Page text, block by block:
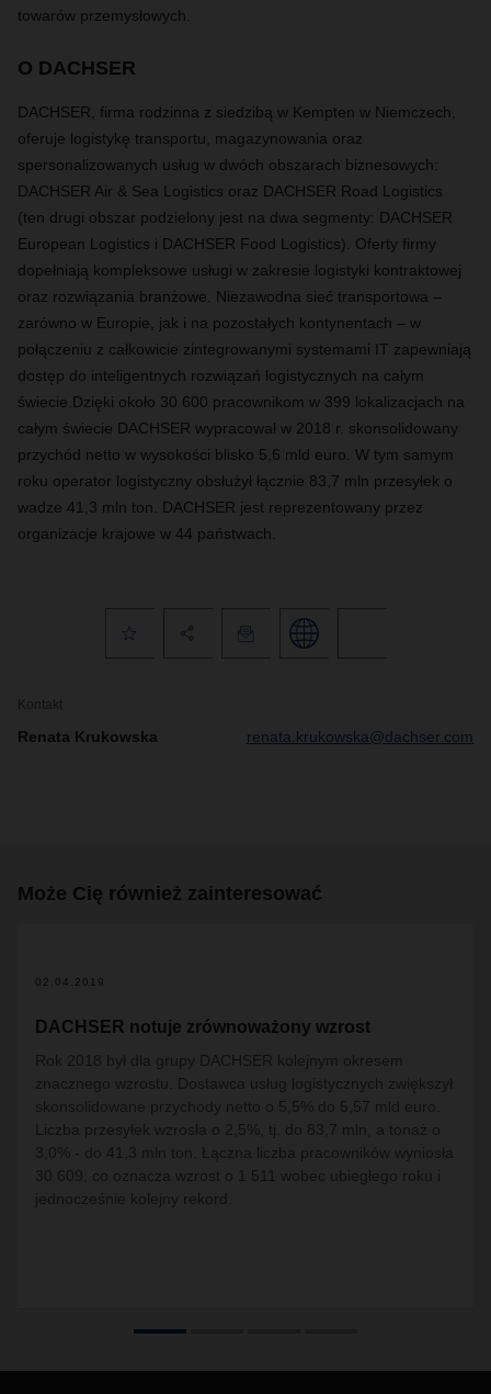
towarów przemysłowych.
O DACHSER
DACHSER, firma rodzinna z siedzibą w Kempten w Niemczech,
oferuje logistykę transportu, magazynowania oraz
spersonalizowanych usług w dwóch obszarach biznesowych:
DACHSER Air & Sea Logistics oraz DACHSER Road Logistics
(ten drugi obszar podzielony jest na dwa segmenty: DACHSER
European Logistics i DACHSER Food Logistics). Oferty firmy
dopełniają kompleksowe usługi w zakresie logistyki kontraktowej
oraz rozwiązania branżowe. Niezawodna sieć transportowa –
zarówno w Europie, jak i na pozostałych kontynentach – w
połączeniu z całkowicie zintegrowanymi systemami IT zapewniają
dostęp do inteligentnych rozwiązań logistycznych na całym
świecie. Dzięki około 30 600 pracownikom w 399 lokalizacjach na
całym świecie DACHSER wypracował w 2018 r. skonsolidowany
przychód netto w wysokości blisko 5,6 mld euro. W tym samym
roku operator logistyczny obsłużył łącznie 83,7 mln przesyłek o
wadze 41,3 mln ton. DACHSER jest reprezentowany przez
organizacje krajowe w 44 państwach.
Kontakt
Renata Krukowska renata.krukowska@dachser.com
Może Cię również zainteresować
02.04.2019
DACHSER notuje zrównoważony wzrost
Rok 2018 był dla grupy DACHSER kolejnym okresem
znacznego wzrostu. Dostawca usług logistycznych zwiększył
skonsolidowane przychody netto o 5,5% do 5,57 mld euro.
Liczba przesyłek wzrosła o 2,5%, tj. do 83,7 mln, a tonaż o
3,0% - do 41,3 mln ton. Łączna liczba pracowników wyniosła
30 609, co oznacza wzrost o 1 511 wobec ubiegłego roku i
jednocześnie kolejny rekord.